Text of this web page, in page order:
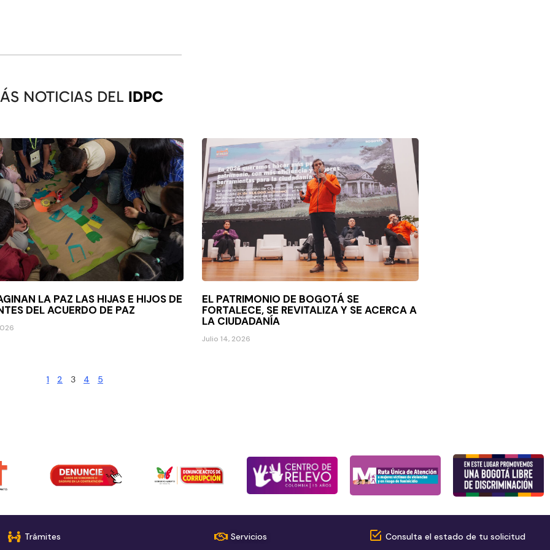
NOTICIAS DEL IDPC
LA PAZ LAS HIJAS E HIJOS DE
DEL ACUERDO DE PAZ
EL PATRIMONIO DE BOGOTÁ SE
FORTALECE, SE REVITALIZA Y SE ACERCA A
LA CIUDADANÍA
Julio 14, 2026
1 2 3 4 5
Trámites Servicios Consulta el estado de tu solicitud